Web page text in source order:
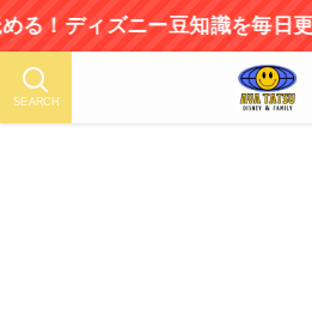
ニー豆知識を毎日更新中！
SEARCH